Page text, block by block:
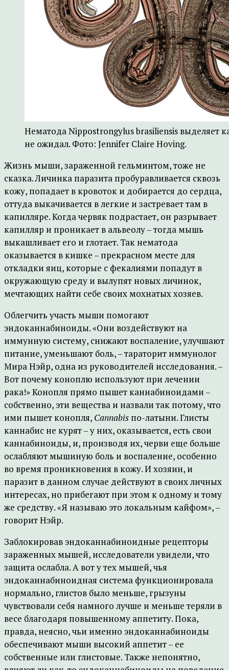
Нематода Nippostrongylus brasiliensis выделяет
не ожидал. Фото: Jennifer Claire Hoving.
Жизнь мыши, зараженной гельминтом, тоже не
сказка. Личинка паразита пробуравливается сквозь
кожу, попадает в кровоток и добирается до сердца,
оттуда выкачивается в легкие и застревает там в
капилляре. Когда червяк подрастает, он разрывает
капилляр и проникает в альвеолу – тогда мышь
выкашливает его и глотает. Так нематода
оказывается в кишке – прекрасном месте для
откладки яиц, которые с фекалиями попадут в
окружающую среду и вылупят новых личинок,
мечтающих найти себе своих мохнатых хозяев.
Облегчить участь мыши помогают
эндоканнабиноиды. «Они воздействуют на
иммунную систему, снижают воспаление, улучшают
питание, уменьшают боль, – тараторит иммунолог
Мира Нэйр, одна из руководителей исследования. –
Вот почему коноплю используют при лечении
рака!» Конопля прямо пышет каннабиноидами –
собственно, эти вещества и назвали так потому, что
ими пышет конопля, Cannabis по-латыни. Глисты
каннабис не курят – у них, оказывается, есть свои
каннабиноиды, и, производя их, черви еще больше
ослабляют мышиную боль и воспаление, особенно
во время проникновения в кожу. И хозяин, и
паразит в данном случае действуют в своих личных
интересах, но прибегают при этом к одному и тому
же средству. «Я называю это локальным кайфом», –
говорит Нэйр.
Заблокировав эндоканнабиноидные рецепторы
зараженных мышей, исследователи увидели, что
защита ослабла. А вот у тех мышей, чья
эндоканнабиноидная система функционировала
нормально, глистов было меньше, грызуны
чувствовали себя намного лучше и меньше теряли в
весе благодаря повышенному аппетиту. Пока,
правда, неясно, чьи именно эндоканнабиноиды
обеспечивают мыши высокий аппетит – ее
собственные или глистовые. Также непонятно,